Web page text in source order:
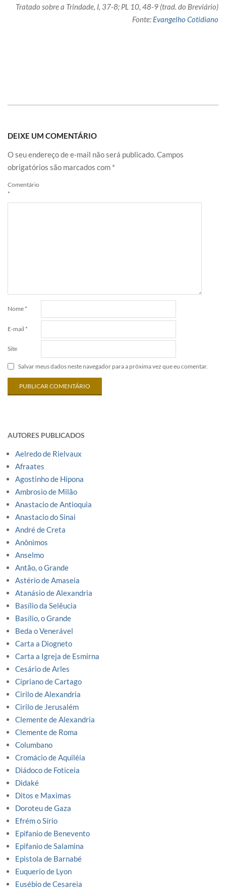
Tratado sobre a Trindade, I, 37-8; PL 10, 48-9 (trad. do Breviário)
Fonte: Evangelho Cotidiano
DEIXE UM COMENTÁRIO
O seu endereço de e-mail não será publicado.Campos
obrigatórios são marcados com *
Comentário
*
Nome *
E-mail *
Site
Salvar meus dados neste navegador para a próxima vez que eu comentar.
AUTORES PUBLICADOS
Aelredo de Rielvaux
Afraates
Agostinho de Hipona
Ambrosio de Milão
Anastacio de Antioquia
Anastacio do Sinai
André de Creta
Anônimos
Anselmo
Antão, o Grande
Astério de Amaseia
Atanásio de Alexandria
Basílio da Selêucia
Basílio, o Grande
Beda o Venerável
Carta a Diogneto
Carta a Igreja de Esmirna
Cesário de Arles
Cipriano de Cartago
Cirilo de Alexandria
Cirilo de Jerusalém
Clemente de Alexandria
Clemente de Roma
Columbano
Cromácio de Aquiléia
Diádoco de Foticeia
Didaké
Ditos e Maximas
Doroteu de Gaza
Efrém o Sírio
Epifanio de Benevento
Epifanio de Salamina
Epistola de Barnabé
Euquerio de Lyon
Eusébio de Cesareia